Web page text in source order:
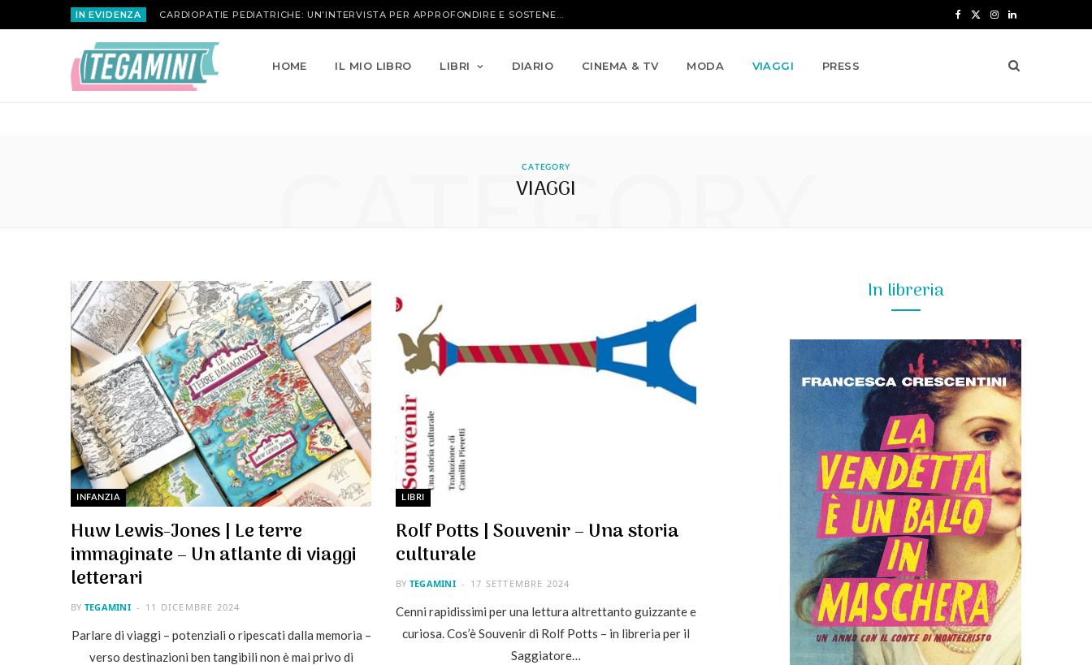
IN EVIDENZA MARIA ATTANASIO | LA ROSA INVERSA I L
n
HOME IL MIO LIBRO LIBRI DIARIO CINEMA & TV MODA VIAGGI PRESS
CATEGORY
VIAGGI
CATEGORY
INFANZIA
Huw Lewis-Jones | Le terre
immaginate – Un atlante di viaggi
letterari
BY TEGAMINI 11 DICEMBRE 2024
Parlare di viaggi – potenziali o ripescati dalla memoria –
verso destinazioni ben tangibili non è mai privo di
LIBRI
Rolf Potts | Souvenir – Una storia
culturale
BY TEGAMINI 17 SETTEMBRE 2024
Cenni rapidissimi per una lettura altrettanto guizzante e
curiosa. Cos’è Souvenir di Rolf Potts – in libreria per il
Saggiatore…
In libreria